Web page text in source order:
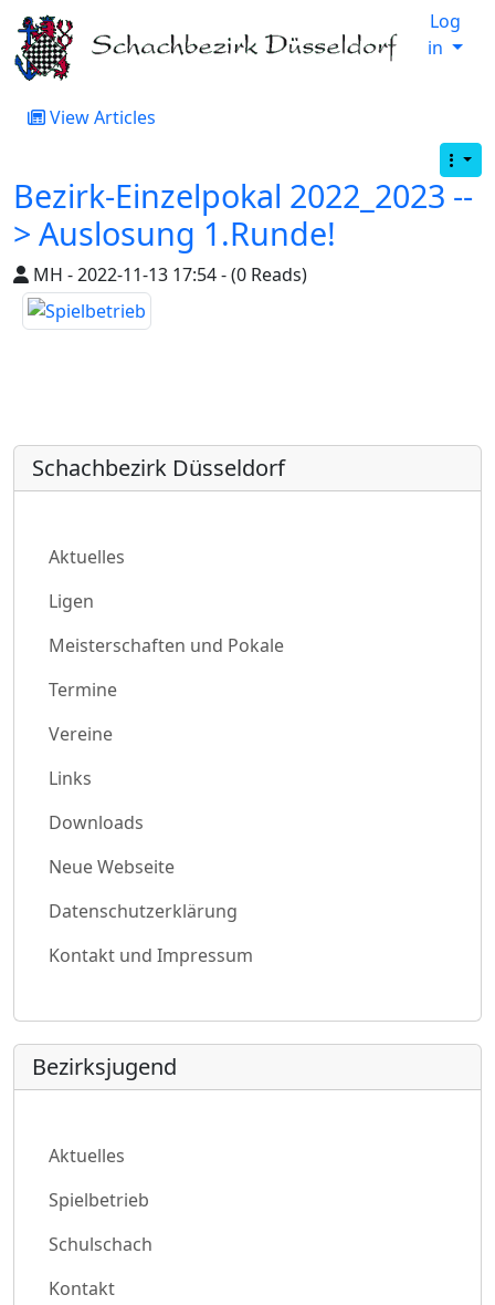
Log
in
View Articles
Bezirk-Einzelpokal 2022_2023 --
> Auslosung 1.Runde!
MH - 2022-11-13 17:54 - (0 Reads)
Schachbezirk Düsseldorf
Aktuelles
Ligen
Meisterschaften und Pokale
Termine
Vereine
Links
Downloads
Neue Webseite
Datenschutzerklärung
Kontakt und Impressum
Bezirksjugend
Aktuelles
Spielbetrieb
Schulschach
Kontakt